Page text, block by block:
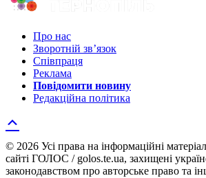
Про нас
Зворотній зв’язок
Співпраця
Реклама
Повідомити новину
Редакційна політика
© 2026 Усі права на інформаційні
сайті ГОЛОС / golos.te.ua, захищені
законодавством про авторське право та